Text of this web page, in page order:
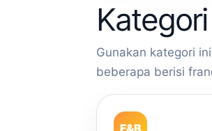
Gunakan kategori
beberapa berisi
F&B